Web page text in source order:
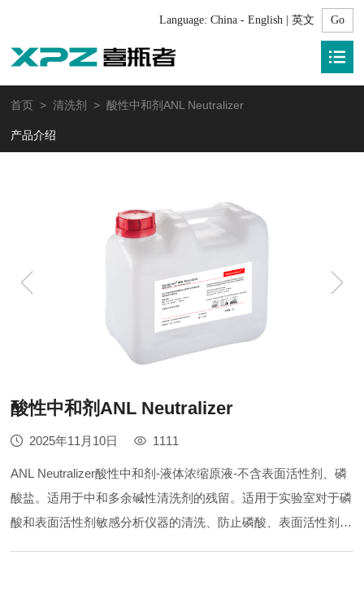
Language: China - English | 英文
首页 >清洗剂 > 酸性中和剂ANL Neutralizer
产品介绍
酸性中和剂ANL Neutralizer
2025年11月10日 1111
ANL Neutralizer酸性中和剂-液体浓缩原液-不含表面活性剂、磷
酸盐。适用于中和多余碱性清洗剂的残留。适用于实验室对于磷
酸和表面活性剂敏感分析仪器的清洗、防止磷酸、表面活性剂影